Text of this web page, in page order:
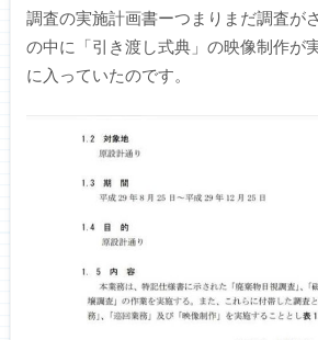
調査の実施計画書ーつまりまだ調査が
の中に「引き渡し式典」の映像制作が
に入っていたのです。